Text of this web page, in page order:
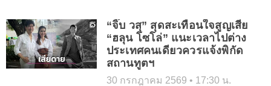
“จิ๊บ วสุ” สุดสะเทือนใจสูญเสีย
“ฮลุน โซโล่” แนะเวลาไปต่าง
ประเทศคนเดียวควรแจ้งพิกัด
สถานทูตฯ
30 กรกฎาคม 2569 17:30 น.